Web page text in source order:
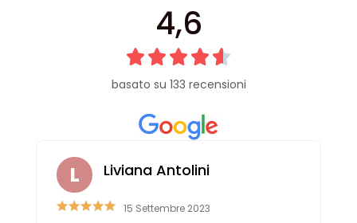
4,6
basato su 133 recensioni
Liviana Antolini
15 Settembre 2023